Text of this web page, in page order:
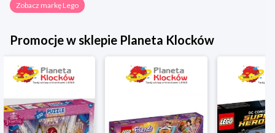
Zobacz markę Lego
Promocje w sklepie Planeta Klocków